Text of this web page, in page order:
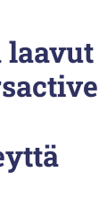
laavut